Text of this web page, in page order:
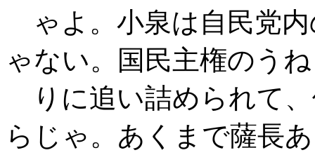
ゃよ。小泉は自民党
ゃない。国民主権のうね
りに追い詰められて
らじゃ。あくまで薩長あ